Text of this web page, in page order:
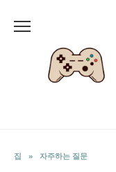
집 » 자주하는 질문